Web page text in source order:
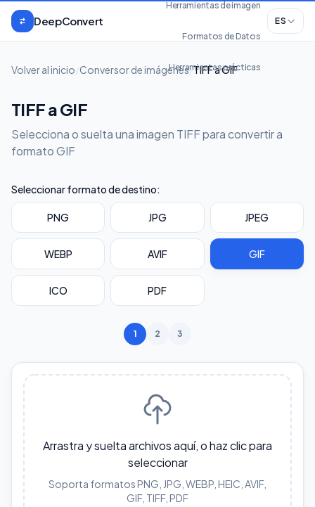
Saltar al contenido
DeepConvert
Herramientas de imagen
Formatos de Datos
Herramientas prácticas
ES
Volver al inicio Conversor de imágenes/TIFF a GIF
TIFF a GIF
Selecciona o suelta una imagen TIFF para convertir a
formato GIF
Seleccionar formato de destino:
PNG JPG JPEG
WEBP AVIF GIF
ICO PDF
1 2 3
Arrastra y suelta archivos aquí, o haz clic para
seleccionar
Soporta formatos PNG, JPG, WEBP, HEIC, AVIF,
GIF, TIFF, PDF